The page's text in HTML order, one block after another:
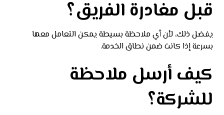
قبل مغادرة الفريق؟
يفضل ذلك، لأن أي ملاحظة بسيطة يمكن التعامل معها
بسرعة إذا كانت ضمن نطاق الخدمة.
كيف أرسل ملاحظة
للشركة؟